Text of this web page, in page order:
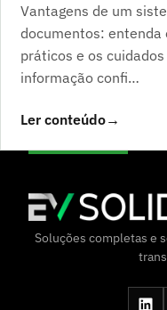
Vantagens de um
documentos: entenda
práticos e os
informação confi…
Ler conteúdo→
Soluções completas e